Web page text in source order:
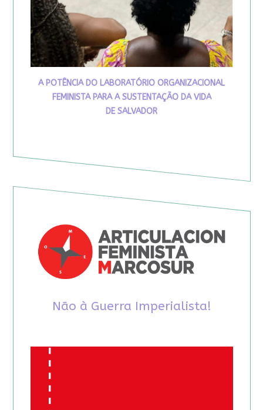
A POTÊNCIA DO LABORATÓRIO ORGANIZACIONAL
FEMINISTA PARA A SUSTENTAÇÃO DA VIDA
DE SALVADOR
Não à Guerra Imperialista!